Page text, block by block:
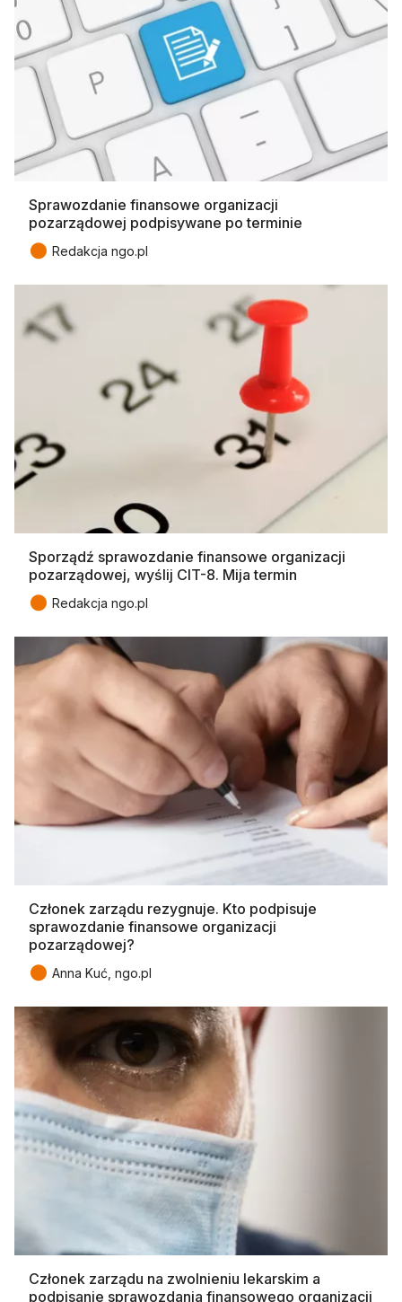
Sprawozdanie finansowe organizacji
pozarządowej podpisywane po terminie
● Redakcja ngo.pl
Sporządź sprawozdanie finansowe organizacji
pozarządowej, wyślij CIT-8. Mija termin
● Redakcja ngo.pl
Członek zarządu rezygnuje. Kto podpisuje
sprawozdanie finansowe organizacji
pozarządowej?
● Anna Kuć, ngo.pl
Członek zarządu na zwolnieniu lekarskim a
podpisanie sprawozdania finansowego organizacji